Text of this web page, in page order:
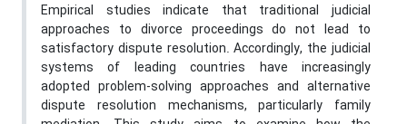
Empirical studies indicate that traditional judicial
approaches to divorce proceedings do not lead to
satisfactory dispute resolution. Accordingly, the judicial
systems of leading countries have increasingly
adopted problem-solving approaches and alternative
dispute resolution mechanisms, particularly family